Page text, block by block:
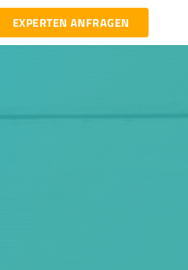
EXPERTEN ANFRAGEN